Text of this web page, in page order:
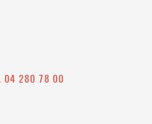
04 280 78 00